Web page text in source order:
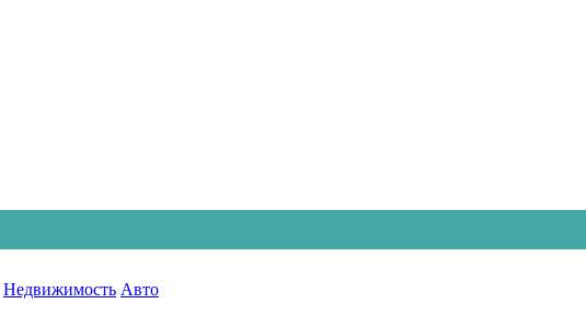
Недвижимость Авто